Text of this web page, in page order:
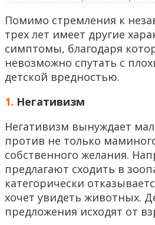
Помимо стремления к
трех лет имеет другие
симптомы, благодаря
невозможно спутать с
детской вредностью.
1. Негативизм
Негативизм вынуждает
против не только
собственного желания.
предлагают сходить в
категорически
хочет увидеть животных.
предложения исходят от